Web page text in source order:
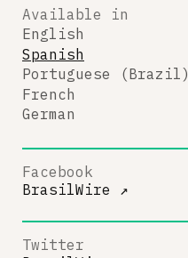
Available in
English
Spanish
Portuguese (Brazil)
French
German
Facebook
BrasilWire ↗
Twitter